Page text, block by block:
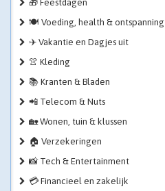
🎁 Feestdagen
🍽️ Voeding, health & ontspanning
✈️ Vakantie en Dagjes uit
👚 Kleding
📚 Kranten & Bladen
📲 Telecom & Nuts
🏡 Wonen, tuin & klussen
🏠 Verzekeringen
📸 Tech & Entertainment
💳 Financieel en zakelijk